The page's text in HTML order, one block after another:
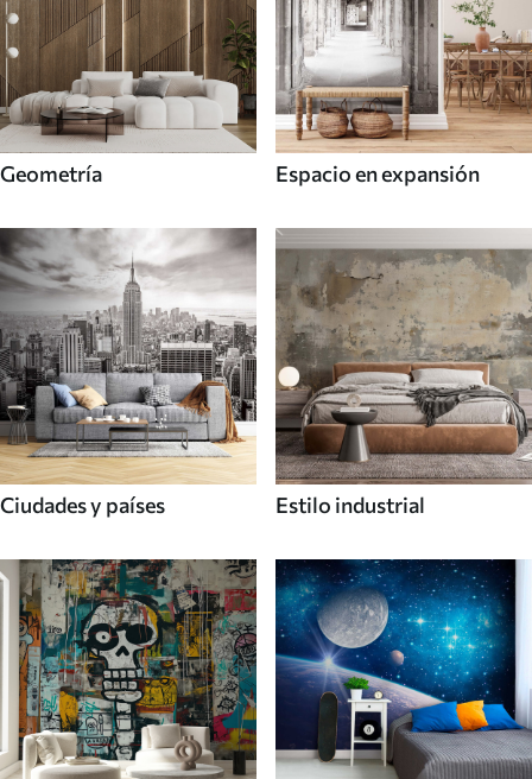
Geometría Espacio en expansión
Ciudades y países Estilo industrial